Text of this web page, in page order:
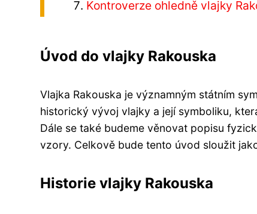
Kontroverze ohledně vlajky
Úvod do vlajky Rakouska
Vlajka Rakouska je významným státním
historický vývoj vlajky a její symboliku,
Dále se také budeme věnovat popisu
vzory. Celkově bude tento úvod sloužit
Historie vlajky Rakouska